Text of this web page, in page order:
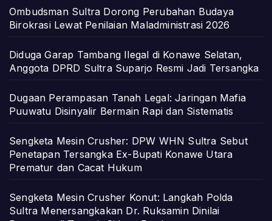
Ombudsman Sultra Dorong Perubahan Budaya
Birokrasi Lewat Penilaian Maladministrasi 2026
Diduga Garap Tambang Ilegal di Konawe Selatan,
Anggota DPRD Sultra Suparjo Resmi Jadi Tersangka
Dugaan Perampasan Tanah Legal: Jaringan Mafia
Puuwatu Disinyalir Bermain Rapi dan Sistematis
Sengketa Mesin Crusher: DPW WHN Sultra Sebut
Penetapan Tersangka Ex-Bupati Konawe Utara
Prematur dan Cacat Hukum
Sengketa Mesin Crusher Konut: Langkah Polda
Sultra Menersangkakan Dr. Ruksamin Dinilai